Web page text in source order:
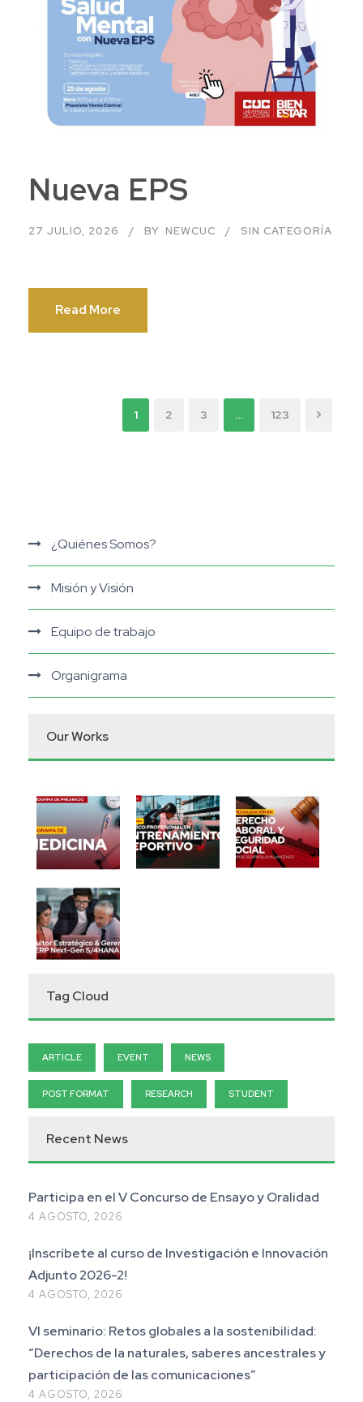
Nueva EPS
27 JULIO, 2026 BY NEWCUC SIN CATEGORÍA
Read More
1 2 3 … 123
¿Quiénes Somos?
Misión y Visión
Equipo de trabajo
Organigrama
Our Works
Tag Cloud
ARTICLE EVENT NEWS
POST FORMAT RESEARCH STUDENT
Recent News
Participa en el V Concurso de Ensayo y Oralidad
4 AGOSTO, 2026
¡Inscríbete al curso de Investigación e Innovación
Adjunto 2026-2!
4 AGOSTO, 2026
VI seminario: Retos globales a la sostenibilidad:
“Derechos de la naturales, saberes ancestrales y
participación de las comunicaciones”
4 AGOSTO, 2026